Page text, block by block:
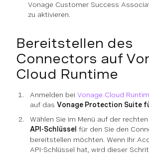
Vonage Customer Success
zu aktivieren.
Bereitstellen des
Connectors auf
Cloud Runtime
Anmelden bei Vonage Cloud
auf das Vonage Protection Suite
Wählen Sie im Menü auf der
API-Schlüssel für den Sie den
bereitstellen möchten. Wenn Ihr
API-Schlüssel hat, wird dieser